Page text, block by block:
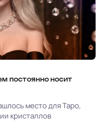
постоянно носит
место для Таро,
кристаллов